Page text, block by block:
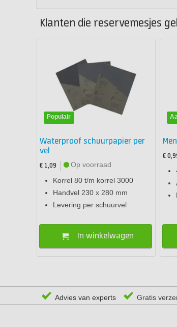
Klanten die reservemesjes
Populair
Waterproof schuurpapier per
vel
€ 1,09
Op voorraad
Korrel 80 t/m korrel 3000
Handvel 230 x 280 mm
Levering per schuurvel
In winkelwagen
€
Advies van experts Gratis